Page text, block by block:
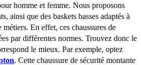
homme et femme. Nous proposons
ainsi que des baskets basses adaptés à
métiers. En effet, ces chaussures de
par différentes normes. Trouvez donc le
le mieux. Par exemple, optez
. Cette chaussure de sécurité montante